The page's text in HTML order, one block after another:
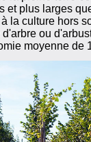
et plus larges
la culture hors
ou
moyenne de